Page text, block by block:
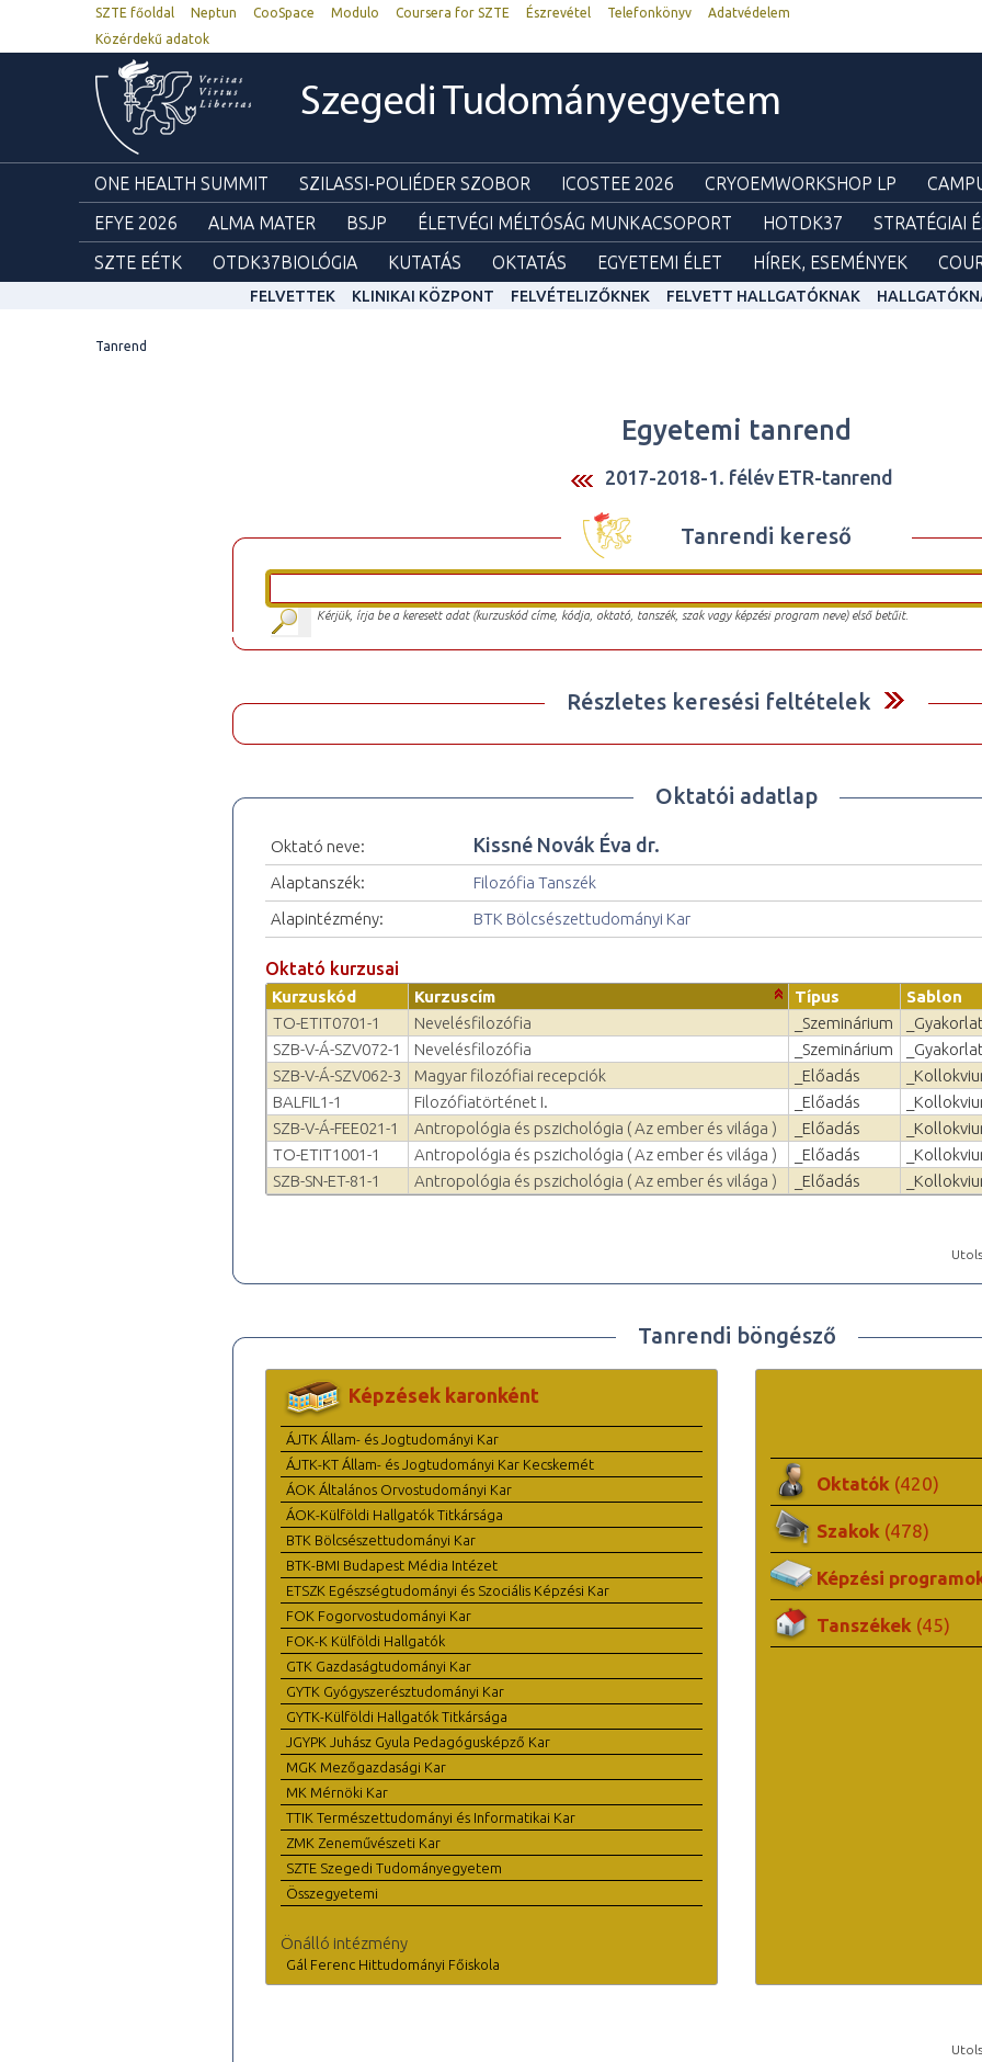
SZTE főoldal Neptun CooSpace Modulo Coursera for SZTE Észrevétel Telefonkönyv
Adatvédelem
Közérdekű adatok
Szegedi Tudományegyetem
ONE HEALTH SUMMIT SZILASSI-POLIÉDER SZOBOR ICOSTEE 2026 CRYOEMWORKSHOP LP
EFYE 2026
ALMA MATER BSJP ÉLETVÉGI MÉLTÓSÁG MUNKACSOPORT HOTDK37 STRATÉGIAI
SZTE EÉTK
OTDK37BIOLÓGIA KUTATÁS OKTATÁS EGYETEMI ÉLET HÍREK, ESEMÉNYEK
FELVETTEK KLINIKAI KÖZPONT FELVÉTELIZŐKNEK FELVETT HALLGATÓKNAK
Tanrend
Egyetemi tanrend
2017-2018-1. félév ETR-tanrend
Tanrendi kereső
Kérjük, írja be a keresett adat (kurzuskód címe, kódja, oktató, tanszék, szak vagy képzési program neve) első betűit.
Részletes keresési feltételek
Oktatói adatlap
Oktató neve: Kissné Novák Éva dr.
Alaptanszék:
Filozófia Tanszék
Alapintézmény:
BTK Bölcsészettudományi Kar
Oktató kurzusai
Kurzuskód Kurzuscím Típus Sablon
TO-ETIT0701-1
Nevelésfilozófia _Szeminárium
SZB-V-Á-SZV072-1
Nevelésfilozófia _Szeminárium
SZB-V-Á-SZV062-3
Magyar filozófiai recepciók _Előadás
BALFIL1-1
Filozófiatörténet I. _Előadás
SZB-V-Á-FEE021-1
Antropológia és pszichológia ( Az ember és világa ) _Előadás
TO-ETIT1001-1
Antropológia és pszichológia ( Az ember és világa ) _Előadás
SZB-SN-ET-81-1
Antropológia és pszichológia ( Az ember és világa ) _Előadás
Tanrendi böngésző
Képzések karonként
ÁJTK Állam- és Jogtudományi Kar
ÁJTK-KT Állam- és Jogtudományi Kar Kecskemét
ÁOK Általános Orvostudományi Kar
ÁOK-Külföldi Hallgatók Titkársága
BTK Bölcsészettudományi Kar
BTK-BMI Budapest Média Intézet
ETSZK Egészségtudományi és Szociális Képzési Kar
FOK Fogorvostudományi Kar
FOK-K Külföldi Hallgatók
GTK Gazdaságtudományi Kar
GYTK Gyógyszerésztudományi Kar
GYTK-Külföldi Hallgatók Titkársága
JGYPK Juhász Gyula Pedagógusképző Kar
MGK Mezőgazdasági Kar
MK Mérnöki Kar
TTIK Természettudományi és Informatikai Kar
ZMK Zeneművészeti Kar
SZTE Szegedi Tudományegyetem
Összegyetemi
Önálló intézmény
Gál Ferenc Hittudományi Főiskola
Oktatók (420)
Szakok (478)
Képzési
Tanszékek (45)